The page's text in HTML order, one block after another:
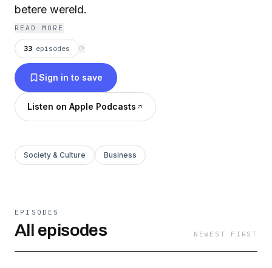
betere wereld.
READ MORE
33 episodes ⟳
Sign in to save
Listen on Apple Podcasts
Society & Culture Business
EPISODES
All episodes NEWEST FIRST